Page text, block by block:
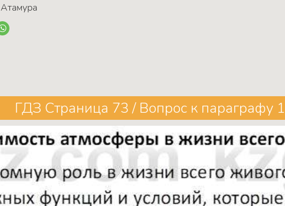
Атамура
ГДЗ Страница 73 / Вопрос к параграфу 1